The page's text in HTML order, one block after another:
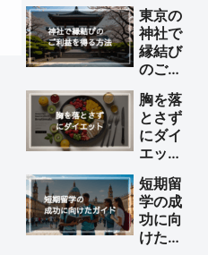
い理由
の伝え
方と円
満退職
のため
のポイ
ント
東京の
神社で
縁結び
のご利
る方法
胸を落
とさず
にダイ
エット
法
短期留
学の成
功に向
けた完